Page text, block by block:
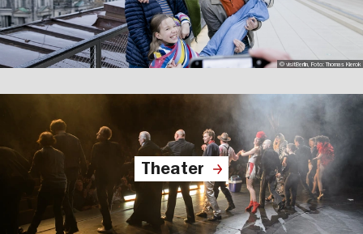
© visitBerlin, Foto: Thomas Kierok
Theater